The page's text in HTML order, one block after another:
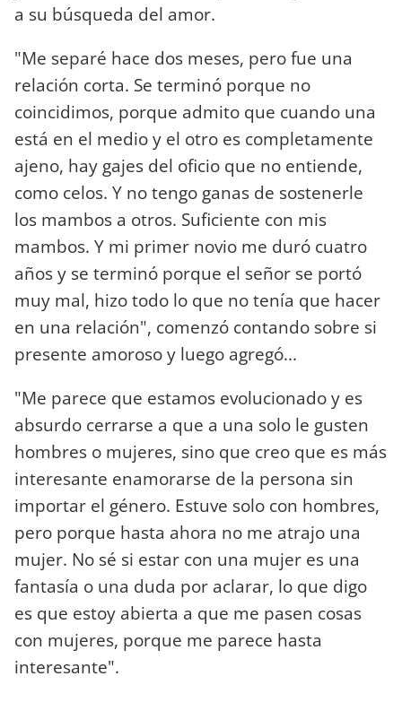
a su búsqueda del amor.
"Me separé hace dos meses, pero fue una
relación corta. Se terminó porque no
coincidimos, porque admito que cuando una
está en el medio y el otro es completamente
ajeno, hay gajes del oficio que no entiende,
como celos. Y no tengo ganas de sostenerle
los mambos a otros. Suficiente con mis
mambos. Y mi primer novio me duró cuatro
años y se terminó porque el señor se portó
muy mal, hizo todo lo que no tenía que hacer
en una relación", comenzó contando sobre si
presente amoroso y luego agregó...
"Me parece que estamos evolucionado y es
absurdo cerrarse a que a una solo le gusten
hombres o mujeres, sino que creo que es más
interesante enamorarse de la persona sin
importar el género. Estuve solo con hombres,
pero porque hasta ahora no me atrajo una
mujer. No sé si estar con una mujer es una
fantasía o una duda por aclarar, lo que digo
es que estoy abierta a que me pasen cosas
con mujeres, porque me parece hasta
interesante".